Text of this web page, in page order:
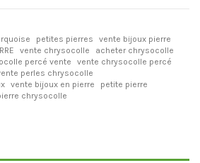
petites pierres
vente bijoux pierre
vente chrysocolle
acheter chrysocolle
percé vente
vente chrysocolle percé
perles chrysocolle
vente bijoux en pierre
petite pierre
chrysocolle